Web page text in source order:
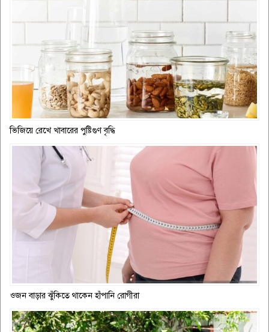
ভিজিয়ে রেখে খাবারের পুষ্টিগুণ বৃদ্ধি
ওজন বাড়ার ঝুঁকিতে থাকেন হাঁপানি রোগীরা